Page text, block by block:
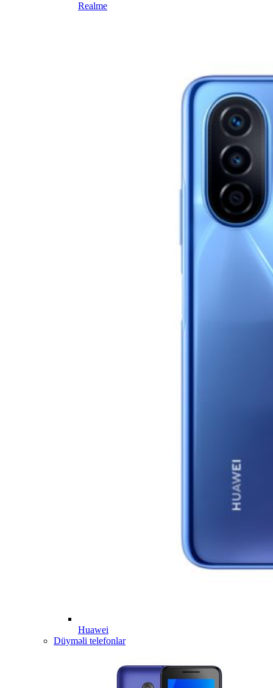
Realme
Huawei
Düyməli telefonlar